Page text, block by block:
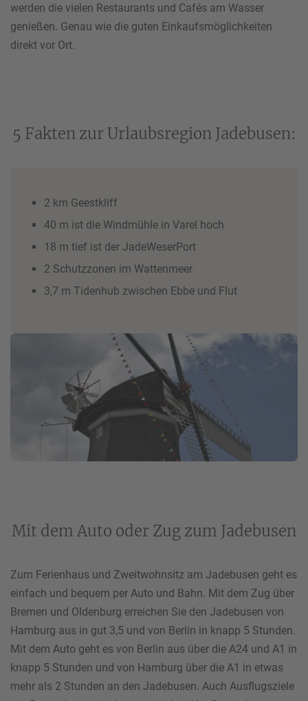
werden die vielen Restaurants und Cafés am Wasser
genießen. Genau wie die guten Einkaufsmöglichkeiten
direkt vor Ort.
5 Fakten zur Urlaubsregion Jadebusen:
2 km Geestkliff
40 m ist die Windmühle in Varel hoch
18 m tief ist der JadeWeserPort
2 Schutzzonen im Wattenmeer
3,7 m Tidenhub zwischen Ebbe und Flut
Mit dem Auto oder Zug zum Jadebusen
Zum Ferienhaus und Zweitwohnsitz am Jadebusen geht es
einfach und bequem per Auto und Bahn. Mit dem Zug über
Bremen und Oldenburg erreichen Sie den Jadebusen von
Hamburg aus in gut 3,5 und von Berlin in knapp 5 Stunden.
Mit dem Auto geht es von Berlin aus über die A24 und A1 in
knapp 5 Stunden und von Hamburg über die A1 in etwas
mehr als 2 Stunden an den Jadebusen. Auch Ausflugsziele